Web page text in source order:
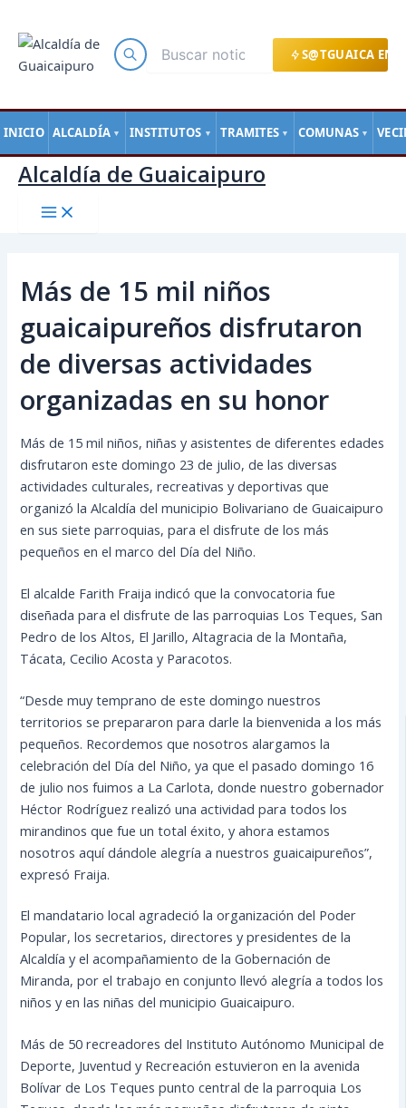
S@TGUAICA EN
INICIO ALCALDÍA ▼ INSTITUTOS ▼ TRAMITES ▼ COMUNAS ▼
contenido
Alcaldía de Guaicaipuro
Más de 15 mil niños
guaicaipureños disfrutaron
de diversas actividades
organizadas en su honor
Más de 15 mil niños, niñas y asistentes de diferentes edades
disfrutaron este domingo 23 de julio, de las diversas
actividades culturales, recreativas y deportivas que
organizó la Alcaldía del municipio Bolivariano de Guaicaipuro
en sus siete parroquias, para el disfrute de los más
pequeños en el marco del Día del Niño.
El alcalde Farith Fraija indicó que la convocatoria fue
diseñada para el disfrute de las parroquias Los Teques, San
Pedro de los Altos, El Jarillo, Altagracia de la Montaña,
Tácata, Cecilio Acosta y Paracotos.
“Desde muy temprano de este domingo nuestros
territorios se prepararon para darle la bienvenida a los más
pequeños. Recordemos que nosotros alargamos la
celebración del Día del Niño, ya que el pasado domingo 16
de julio nos fuimos a La Carlota, donde nuestro gobernador
Héctor Rodríguez realizó una actividad para todos los
mirandinos que fue un total éxito, y ahora estamos
nosotros aquí dándole alegría a nuestros guaicaipureños”,
expresó Fraija.
El mandatario local agradeció la organización del Poder
Popular, los secretarios, directores y presidentes de la
Alcaldía y el acompañamiento de la Gobernación de
Miranda, por el trabajo en conjunto llevó alegría a todos los
niños y en las niñas del municipio Guaicaipuro.
Más de 50 recreadores del Instituto Autónomo Municipal de
Deporte, Juventud y Recreación estuvieron en la avenida
Bolívar de Los Teques punto central de la parroquia Los
de
entradas